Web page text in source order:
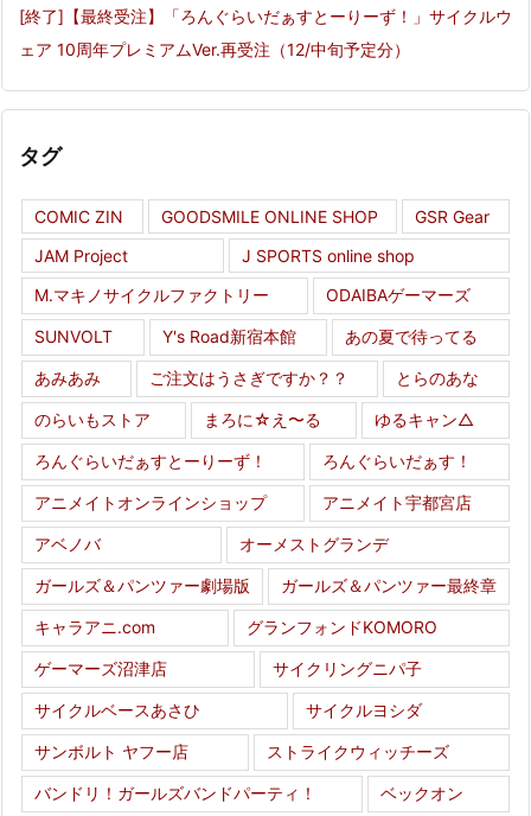
[終了]【最終受注】「ろんぐらいだぁすとーりーず！」サイクルウ
ェア 10周年プレミアムVer.再受注（12/中旬予定分）
タグ
COMIC ZIN GOODSMILE ONLINE SHOP
GSR Gear
JAM Project
J SPORTS online shop
M.マキノサイクルファクトリー
ODAIBAゲーマーズ
SUNVOLT Y's Road新宿本館 あの夏で待ってる
あみあみ ご注文はうさぎですか？？ とらのあな
のらいもストア まろに☆え〜る ゆるキャン△
ろんぐらいだぁすとーりーず！ ろんぐらいだぁす！
アニメイトオンラインショップ アニメイト宇都宮店
アベノバ オーメストグランデ
ガールズ＆パンツァー劇場版 ガールズ＆パンツァー最終章
キャラアニ.com グランフォンドKOMORO
ゲーマーズ沼津店 サイクリングニパ子
サイクルベースあさひ サイクルヨシダ
サンボルト ヤフー店 ストライクウィッチーズ
バンドリ！ガールズバンドパーティ！ ベックオン